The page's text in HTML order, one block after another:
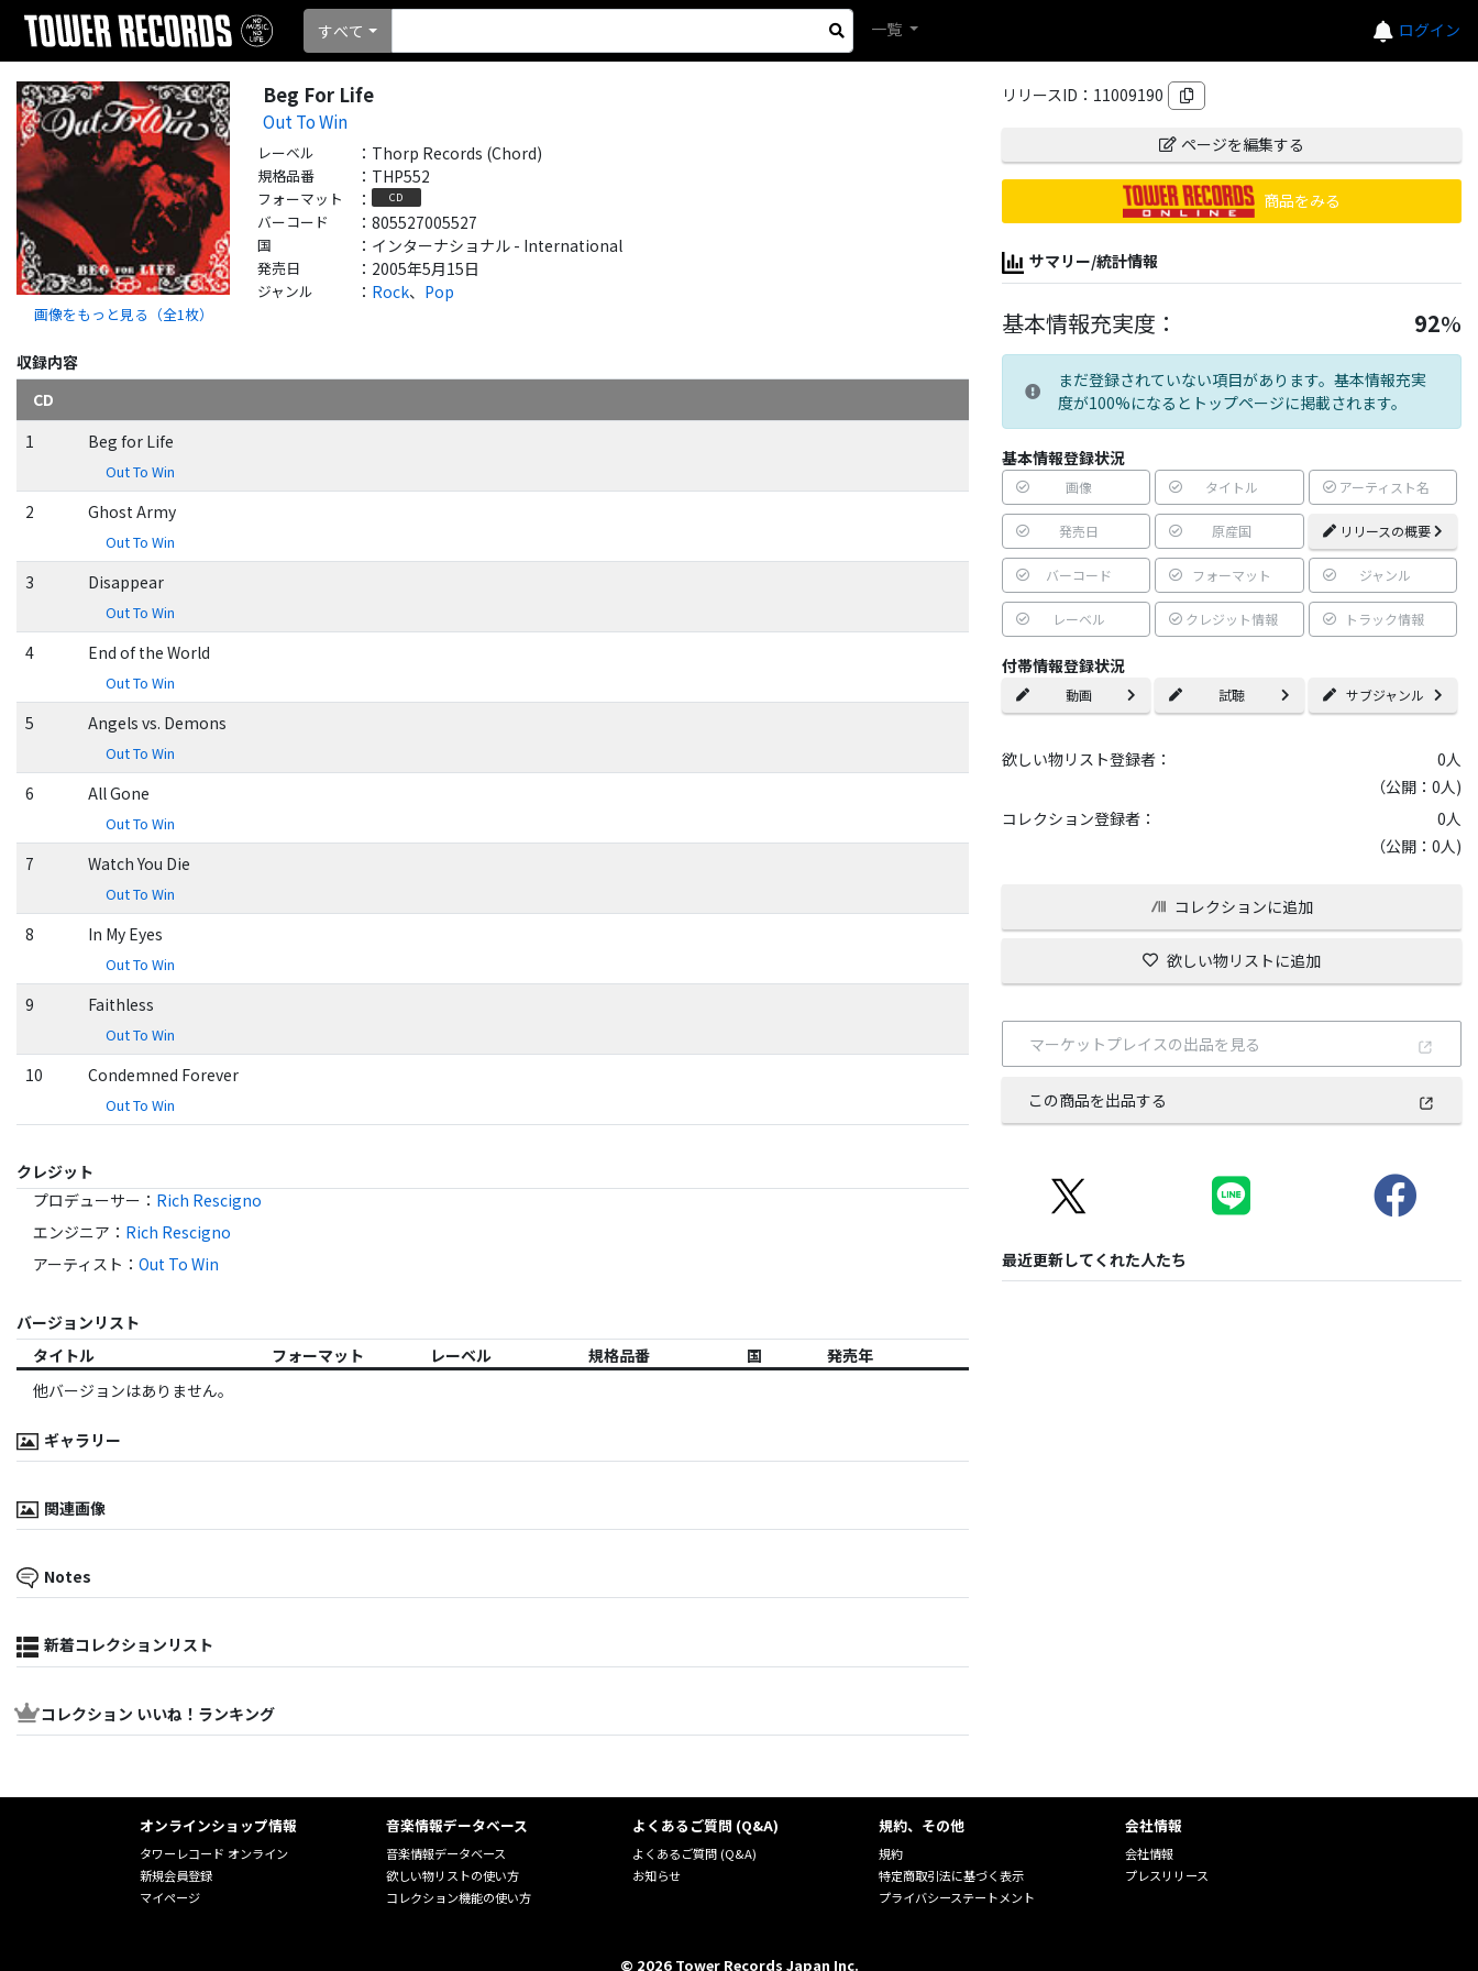
ログイン
すべて 一覧
画像をもっと見る（全1 枚）
Beg For Life
Out To Win
レーベル ： Thorp Records (Chord)
規格品番 ： THP552
フォーマット ： CD
バーコード ： 805527005527
国 ： インターナショナル - International
発売日 ： 2005年5月15日
ジャンル ： Rock、 Pop
収録内容
CD
1
Beg for Life
Out To Win
2 Ghost Army
Out To Win
3 Disappear
Out To Win
4 End of the World
Out To Win
5 Angels vs. Demons
Out To Win
6 All Gone
Out To Win
7 Watch You Die
Out To Win
8 In My Eyes
Out To Win
9 Faithless
Out To Win
10 Condemned Forever
Out To Win
クレジット
プロデューサー ： Rich Rescigno
エンジニア ： Rich Rescigno
アーティスト ： Out To Win
バージョンリスト
タイトル
フォーマット レーベル 規格品番 国
発売年
他バージョンはありません。
ギャラリー
関連画像
Notes
新着コレクションリスト
コレクション いいね！ランキング
リリースID： 11009190
ページを編集する
商品をみる
サマリー/統計情報
基本情報充実度： 92%
まだ登録されていない項目があります。基本情報充実
度が100%になるとトップページに掲載されます。
基本情報登録状況
画像 タイトル アーティスト名
発売日 原産国 リリースの概要
バーコード フォーマット ジャンル
レーベル クレジット情報 トラック情報
付帯情報登録状況
動画 試聴 サブジャンル
欲しい物リスト登録者： 0人
（公開：0人)
コレクション登録者：
0人
（公開：0人)
コレクションに追加
欲しい物リストに追加
マーケットプレイスの出品を見る
この商品を出品する
最近更新してくれた人たち
オンラインショップ情報
タワーレコード オンライン
新規会員登録
マイページ
音楽情報データベース
音楽情報データベース
欲しい物リストの使い方
コレクション機能の使い方
よくあるご質問 (Q&A)
よくあるご質問 (Q&A)
お知らせ
規約、その他
規約
特定商取引法に基づく表示
プライバシーステートメント
会社情報
会社情報
プレスリリース
© 2026Tower Records Japan Inc.